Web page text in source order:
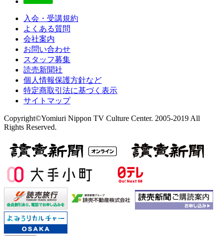
入会・受講規約
よくある質問
会社案内
お問い合わせ
スタッフ募集
読売新聞社
個人情報保護方針など
特定商取引法に基づく表示
サイトマップ
Copyright©Yomiuri Nippon TV Culture Center. 2005-2019 All
Rights Reserved.